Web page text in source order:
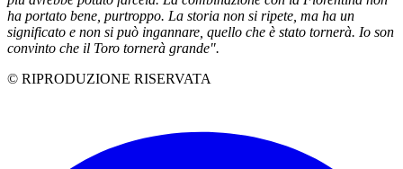
ha portato bene, purtroppo. La storia non si ripete, ma ha un
significato e non si può ingannare, quello che è stato tornerà. Io son
convinto che il Toro tornerà grande".
© RIPRODUZIONE RISERVATA